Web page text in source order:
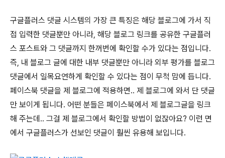
구글플러스 댓글 시스템의 가장 큰 특징은 해당 블로그에 가서 직
접 입력한 댓글뿐만 아니라, 해당 블로그 링크를 공유한 구글플러
스 포스트와 그 댓글까지 한꺼번에 확인할 수가 있다는 점입니다.
즉, 내 블로그 글에 대한 내부 댓글뿐만 아니라 외부 평가를 블로그
댓글에서 일목요연하게 확인할 수 있다는 점이 무척 맘에 듭니다.
페이스북 댓글을 제 블로그에 적용하면.. 제 블로그에 와서 단 댓글
만 보이게 됩니다. 어떤 분들은 페이스북에서 제 블로그글을 링크
해 주는데.. 그걸 제 블로그에서 확인할 방법이 없잖아요? 이런 면
에서 구글플러스가 선보인 댓글이 훨씬 유용해 보입니다.